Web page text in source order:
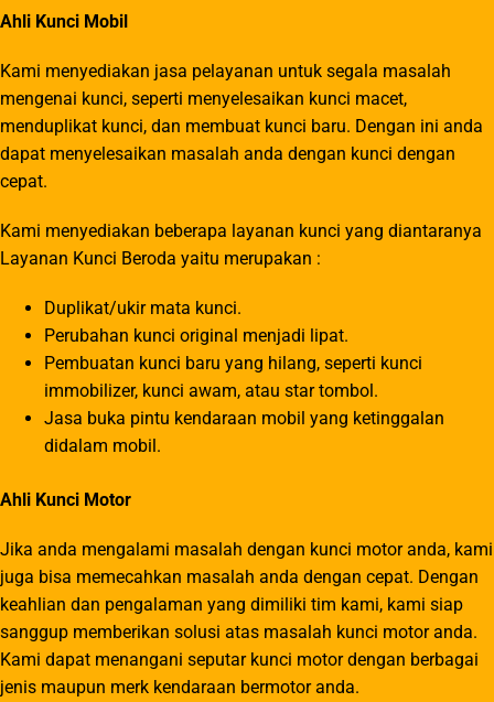
Ahli Kunci Mobil
Kami menyediakan jasa pelayanan untuk segala masalah
mengenai kunci, seperti menyelesaikan kunci macet,
menduplikat kunci, dan membuat kunci baru. Dengan ini anda
dapat menyelesaikan masalah anda dengan kunci dengan
cepat.
Kami menyediakan beberapa layanan kunci yang diantaranya
Layanan Kunci Beroda yaitu merupakan :
Duplikat/ukir mata kunci.
Perubahan kunci original menjadi lipat.
Pembuatan kunci baru yang hilang, seperti kunci
immobilizer, kunci awam, atau star tombol.
Jasa buka pintu kendaraan mobil yang ketinggalan
didalam mobil.
Ahli Kunci Motor
Jika anda mengalami masalah dengan kunci motor anda, kami
juga bisa memecahkan masalah anda dengan cepat. Dengan
keahlian dan pengalaman yang dimiliki tim kami, kami siap
sanggup memberikan solusi atas masalah kunci motor anda.
Kami dapat menangani seputar kunci motor dengan berbagai
jenis maupun merk kendaraan bermotor anda.